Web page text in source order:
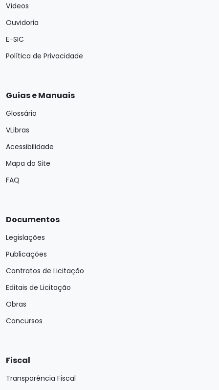
Vídeos
Ouvidoria
E-SIC
Política de Privacidade
Guias e Manuais
Glossário
VLibras
Acessibilidade
Mapa do Site
FAQ
Documentos
Legislações
Publicações
Contratos de Licitação
Editais de Licitação
Obras
Concursos
Fiscal
Transparência Fiscal